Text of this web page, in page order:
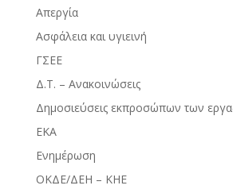
Απεργία
Ασφάλεια και υγιεινή
ΓΣΕΕ
Δ.Τ. – Ανακοινώσεις
Δημοσιεύσεις εκπροσώπων των
ΕΚΑ
Ενημέρωση
ΟΚΔΕ/ΔΕΗ – ΚΗΕ